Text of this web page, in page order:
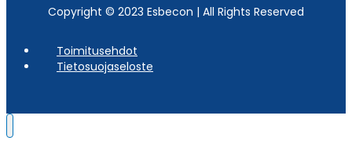
Copyright © 2023 Esbecon | All Rights Reserved
Toimitusehdot
Tietosuojaseloste